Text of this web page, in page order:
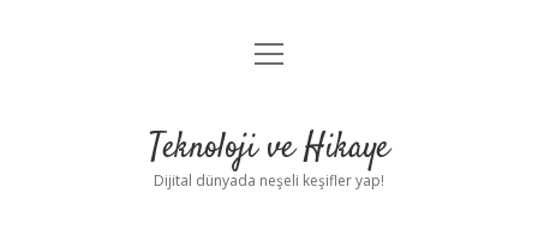
Anasayfa
Yasal Uyarı
menüyü
Teknoloji ve Hikaye
Dijital dünyada neşeli keşifler yap!